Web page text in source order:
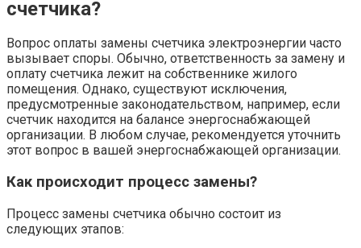
счетчика?
Вопрос оплаты замены счетчика электроэнергии часто
вызывает споры. Обычно, ответственность за замену и
оплату счетчика лежит на собственнике жилого
помещения. Однако, существуют исключения,
предусмотренные законодательством, например, если
счетчик находится на балансе энергоснабжающей
организации. В любом случае, рекомендуется уточнить
этот вопрос в вашей энергоснабжающей организации.
Как происходит процесс замены?
Процесс замены счетчика обычно состоит из
следующих этапов: